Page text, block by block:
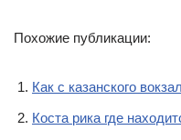
Похожие публикации:
Как с казанского
Коста рика где